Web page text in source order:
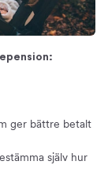
ger bättre betalt
själv hur